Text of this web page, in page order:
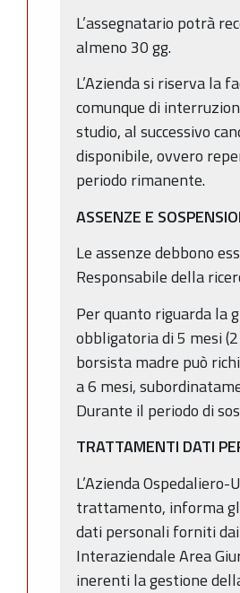
L’assegnatario potrà
almeno 30 gg.
L’Azienda si riserva la
comunque di
studio, al successivo
disponibile, ovvero
periodo rimanente.
ASSENZE E
Le assenze debbono
Responsabile della
Per quanto riguarda la
obbligatoria di 5 mesi
borsista madre può
a 6 mesi,
Durante il periodo di
TRATTAMENTI DATI
L’Azienda
trattamento, informa
dati personali forniti dai
Interaziendale Area
inerenti la gestione